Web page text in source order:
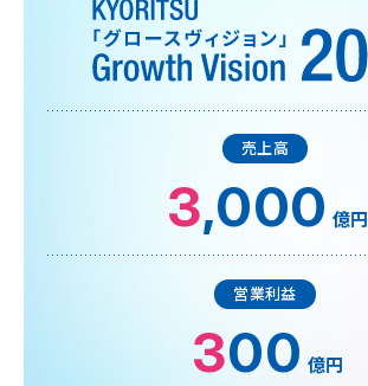
売上高
3,000 億円
営業利益
300 億円